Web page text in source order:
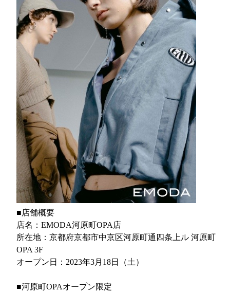
■店舗概要
店名：EMODA河原町OPA店
所在地：京都府京都市中京区河原町通四条上ル 河原町
OPA 3F
オープン日：2023年3月18日（土）
■河原町OPAオープン限定